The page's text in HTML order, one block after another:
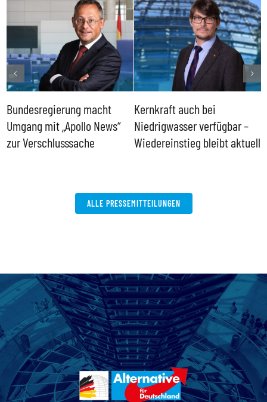
Bundesregierung macht
Umgang mit „Apollo News“
zur Verschlusssache
Kernkraft auch bei
Niedrigwasser verfügbar –
Wiedereinstieg bleibt aktuell
ALLE PRESSEMITTEILUNGEN